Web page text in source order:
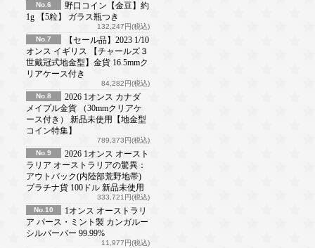
No.6
野口コイン【金豆】約
1g 【5粒】 ガラス瓶つき
132,247円(税込)
No.7
【セール品】2023 1/10
オンス イギリス 【チャールズ３
世戴冠式地金型】金貨 16.5mmク
リアケース付き
84,282円(税込)
No.8
2026 1オンス カナダ
メイプル金貨 （30mmクリアケ
ース付き） 新品未使用【地金型
コイン特集】
789,373円(税込)
No.9
2026 1オンス オースト
ラリア オーストラリアの驚異：
アウトバック(内陸部荒野地帯)
プラチナ貨 100ドル 新品未使用
333,721円(税込)
No.10
1オンス オーストラリ
ア パース・ミント製 カンガルー
シルバーバー 99.99%
11,977円(税込)